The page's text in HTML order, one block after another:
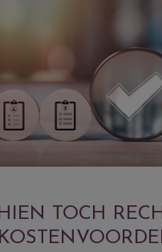
TOCH